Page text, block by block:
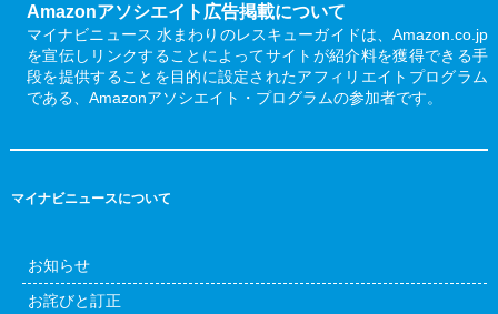
Amazonアソシエイト広告掲載について
マイナビニュース 水まわりのレスキューガイドは、Amazon.co.jp
を宣伝しリンクすることによってサイトが紹介料を獲得できる手
段を提供することを目的に設定されたアフィリエイトプログラム
である、Amazonアソシエイト・プログラムの参加者です。
マイナビニュースについて
お知らせ
お詫びと訂正